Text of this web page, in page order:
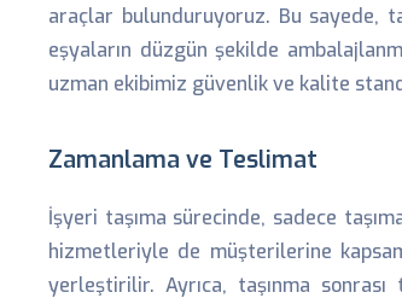
araçlar bulunduruyoruz. Bu sayede,
eşyaların düzgün şekilde
uzman ekibimiz güvenlik ve kalite
Zamanlama ve Teslimat
İşyeri taşıma sürecinde, sadece
hizmetleriyle de müşterilerine
yerleştirilir. Ayrıca, taşınma